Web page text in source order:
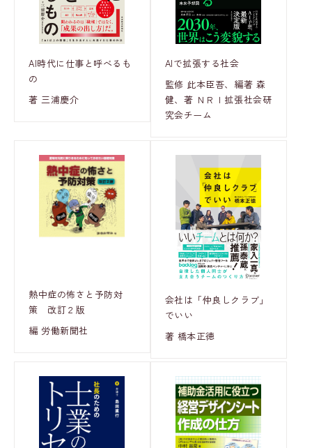
AI時代に仕事と呼べるも
の
著 三浦慶介
AIで拡張する社会
監修 此本臣吾、編著 森
健、著 ＮＲＩ拡張社会研
究会チーム
熱中症の怖さと予防対
策 改訂２版
編 労働新聞社
会社は「仲良しクラブ」
でいい
著 橋本正徳